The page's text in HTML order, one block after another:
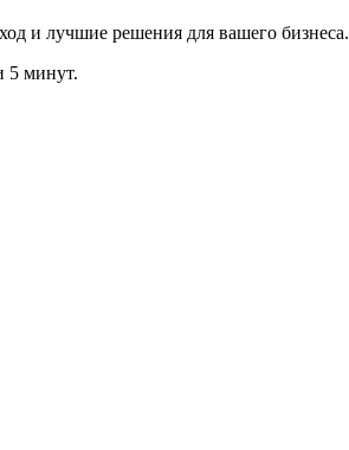
и лучшие решения для вашего бизнеса.
5 минут.